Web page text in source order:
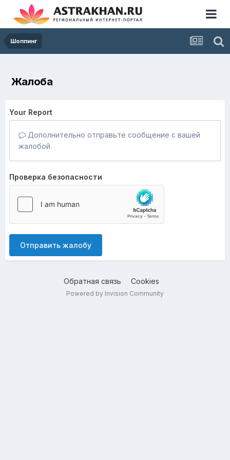
Шоппинг
Жалоба
Your Report
Дополнительно отправьте сообщение с вашей
жалобой.
Проверка безопасности
Отправить жалобу
Обратная связь Cookies
Powered by Invision Community